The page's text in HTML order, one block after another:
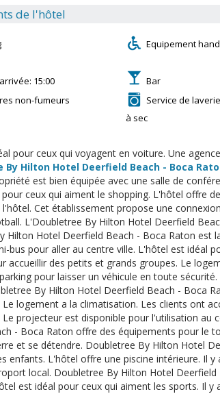
de l'hôtel
Equipement
15:00
Bar
non-fumeurs
Service de
à sec
pour ceux qui voyagent en voiture. Une
By Hilton Hotel Deerfield Beach - Boca
est bien équipée avec une salle de
ceux qui aiment le shopping. L'hôtel offre
Cet établissement propose une
L'Doubletree By Hilton Hotel Deerfield
Hilton Hotel Deerfield Beach - Boca Raton est
bus pour aller au centre ville. L'hôtel est idéal
accueillir des petits et grands groupes. Le
pour laisser un véhicule en toute
By Hilton Hotel Deerfield Beach - Boca
logement a la climatisation. Les clients ont
projecteur est disponible pour l'utilisation au
- Boca Raton offre des équipements pour le
et se détendre. Doubletree By Hilton Hotel
enfants. L'hôtel offre une piscine intérieure. Il
local. Doubletree By Hilton Hotel
est idéal pour ceux qui aiment les sports. Il y